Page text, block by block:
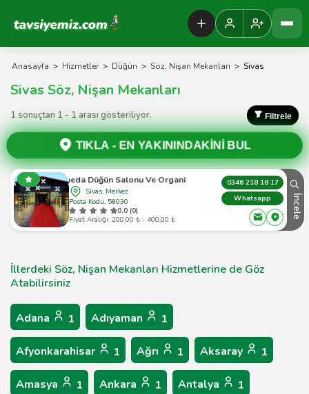
Tavsiyemiz Anasayfa
Anasayfa > Hizmetler > Düğün > Söz, Nişan Mekanları > Sivas
Sivas Söz, Nişan Mekanları
1 sonuçtan 1 - 1 arası gösteriliyor. Filtrele
TIKLA -EN YAKININDAKİNİ BUL
Armeda Düğün Salonu Ve Organizasyon
Sivas, Merkez
Posta Kodu: 58030
0.0 (0)
Fiyat Aralığı: 200,00 ₺ - 400,00 ₺
0346 218 18 17
Whatsapp
İncele
İllerdeki Söz, Nişan Mekanları Hizmetlerine de Göz
Atabilirsiniz
Adana 1 Adıyaman 1
Afyonkarahisar 1 Ağrı 1 Aksaray 1
Amasya 1 Ankara 1 Antalya 1